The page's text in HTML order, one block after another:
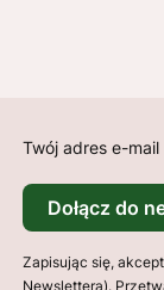
Twój adres e-mail
Dołącz do
Zapisując się,
Newslettera).